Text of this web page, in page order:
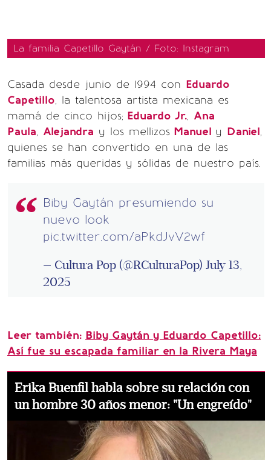
La familia Capetillo Gaytán / Foto: Instagram
Casada desde junio de 1994 con Eduardo
Capetillo, la talentosa artista mexicana es
mamá de cinco hijos; Eduardo Jr., Ana
Paula, Alejandra y los mellizos Manuel y Daniel,
quienes se han convertido en una de las
familias más queridas y sólidas de nuestro país.
Biby Gaytán presumiendo su
nuevo look
pic.twitter.com/aPkdJvV2wf
— Cultura Pop (@RCulturaPop) July 13,
2025
Leer también: Biby Gaytán y Eduardo Capetillo:
Así fue su escapada familiar en la Rivera Maya
Erika Buenfil habla sobre su relación con
un hombre 30 años menor: "Un engreído"